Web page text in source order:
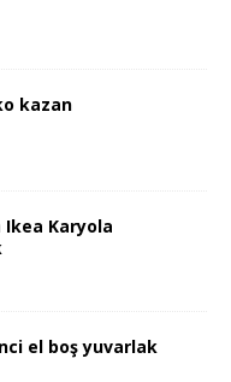
kazan
Karyola
el boş yuvarlak